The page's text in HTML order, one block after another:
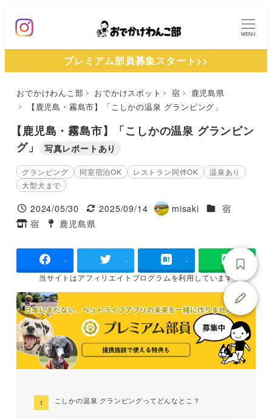
ン
MENU
プレミアム部員募集スタート>>
おでかけわんこ部 おでかけスポット 宿
鹿児島県
【鹿児島・霧島市】「こしかの温泉 グランピング」
【鹿児島・霧島市】「こしかの温泉 グランピン
グ」
写真レポートあり
グランピング 同室宿泊OK レストラン同伴OK
温泉あり
大型犬まで
投稿日
2024/05/30
更新日
2025/09/14
著
misaki 施設ジャンル
宿
タグ
宿
タグ
鹿児島県
- - -
当サイトはアフィリエイトプログラムを利用しています
こしかの温泉 グランピングってどんなとこ？